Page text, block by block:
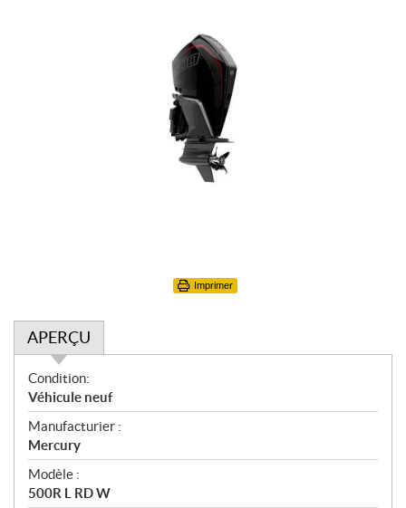
Imprimer
APERÇU
A
p
e
r
ç
u
Condition:
Véhicule neuf
Manufacturier :
Mercury
Modèle :
500R L RD W